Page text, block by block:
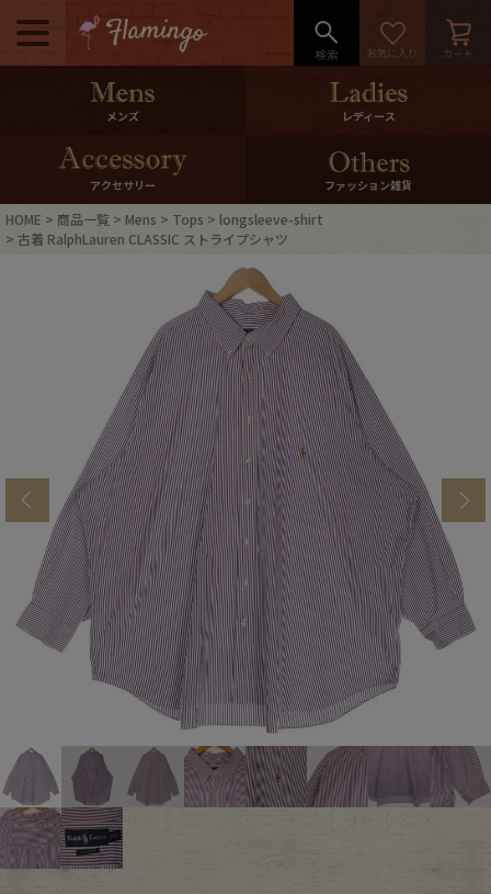
メニュー
500pt＆10％Offクーポンプレゼン
10％0ffクーポンプレゼント
ログイン・会員登録 LINE ID連携
マイページ
ご利用ガイド International Shipping
店舗紹介 特集一覧
ブランドから探す スタッフコーディネート
年代から探す 古着卸DOCK
メンズ商品カテゴリーから探す
Outer
Bottoms Fafatt
レディース商品カテゴリーから探す
メンズ レディース
アクセサリー ファッション雑貨
HOME 商品一覧 Mens Tops
longsleeve-shirt
古着 RalphLauren CLASSIC ストライプシャツ